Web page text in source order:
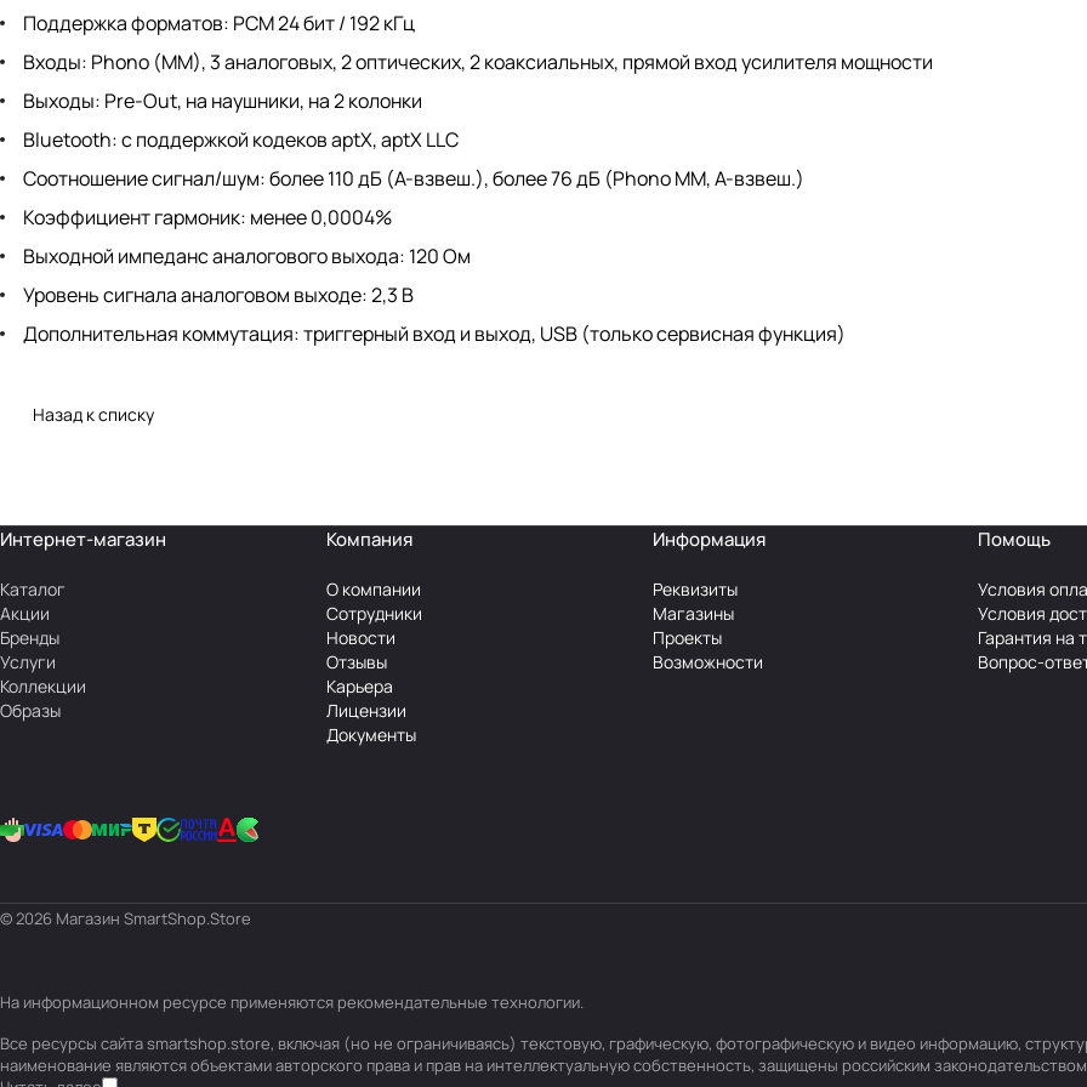
Поддержка форматов: PCM 24 бит / 192 кГц
Входы: Phono (MM), 3 аналоговых, 2 оптических, 2 коаксиальных, прямой вход усилителя мощности
Выходы: Pre-Out, на наушники, на 2 колонки
Bluetooth: с поддержкой кодеков aptX, aptX LLC
Соотношение сигнал/шум: более 110 дБ (А-взвеш.), более 76 дБ (Phono MM, A-взвеш.)
Коэффициент гармоник: менее 0,0004%
Выходной импеданс аналогового выхода: 120 Ом
Уровень сигнала аналоговом выходе: 2,3 В
Дополнительная коммутация: триггерный вход и выход, USB (только сервисная функция)
Назад к списку
Интернет-магазин
Каталог
Акции
Бренды
Услуги
Коллекции
Образы
Компания
О компании
Сотрудники
Новости
Отзывы
Карьера
Лицензии
Документы
Информация
Реквизиты
Магазины
Проекты
Возможности
Помощь
Условия
Условия
Гарантия на
Вопрос-
© 2026 Магазин SmartShop.Store
На информационном ресурсе применяются рекомендательные технологии.
Все ресурсы сайта smartshop.store, включая (но не ограничиваясь) текстовую, графическую, фотографическую и видео информацию,
наименование являются объектами авторского права и прав на интеллектуальную собственность, защищены российским